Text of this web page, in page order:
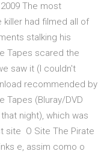
The most
had filmed all of
stalking his
Tapes scared the
saw it (I couldn't
recommended by
Tapes (Bluray/DVD
night), which was
site O Site The Pirate
e, assim como o